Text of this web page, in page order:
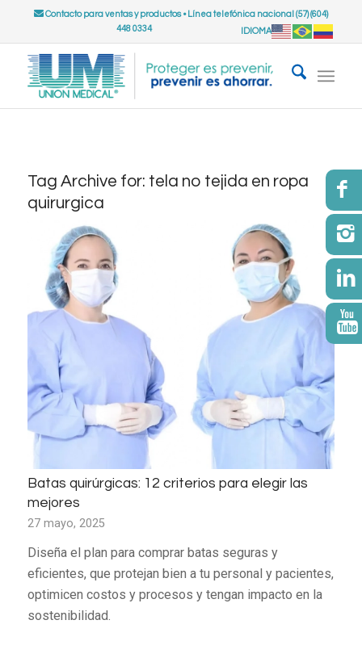
Contacto para ventas y productos• Línea telefónica nacional (57) (604)
448 0334
IDIOMA
Tag Archive for: tela no tejida en ropa
quirurgica
Batas quirúrgicas: 12 criterios para elegir las
mejores
27 mayo, 2025
Diseña el plan para comprar batas seguras y
eficientes, que protejan bien a tu personal y pacientes,
optimicen costos y procesos y tengan impacto en la
sostenibilidad.